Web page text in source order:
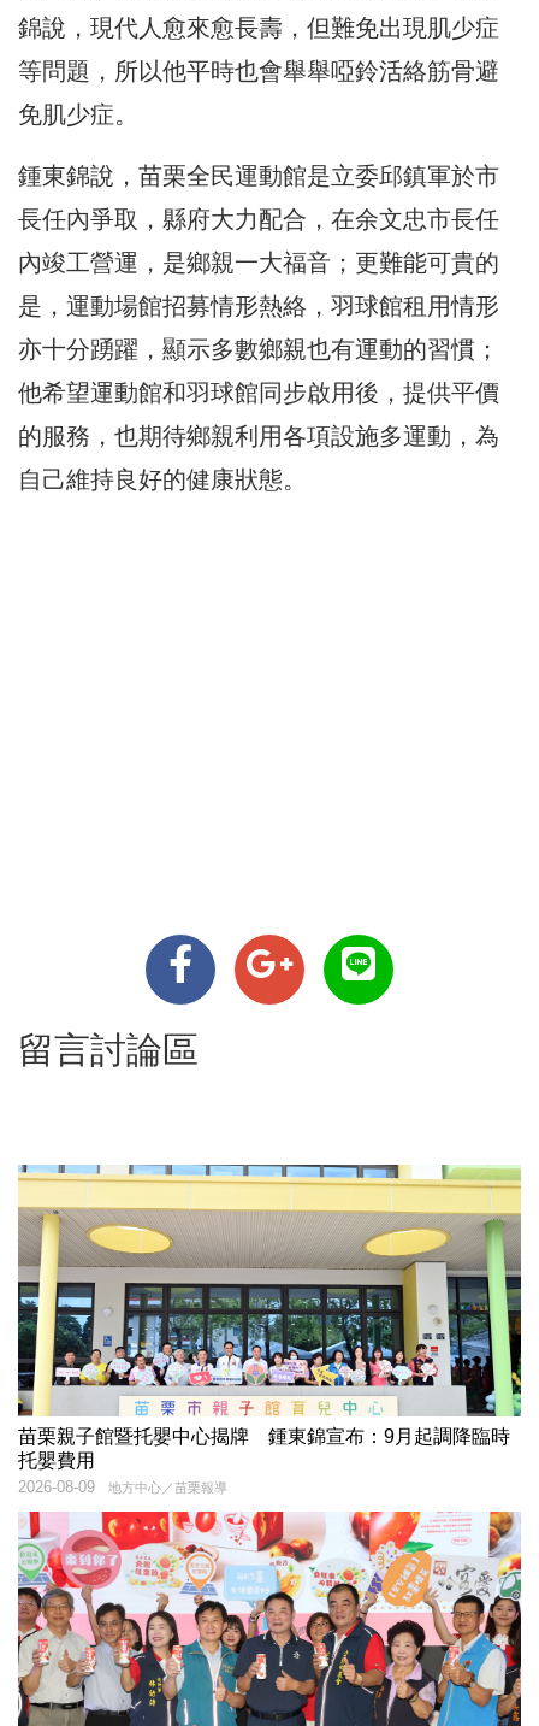
錦說，現代人愈來愈長壽，但難免出現肌少症
等問題，所以他平時也會舉舉啞鈴活絡筋骨避
免肌少症。
鍾東錦說，苗栗全民運動館是立委邱鎮軍於市
長任內爭取，縣府大力配合，在余文忠市長任
內竣工營運，是鄉親一大福音；更難能可貴的
是，運動場館招募情形熱絡，羽球館租用情形
亦十分踴躍，顯示多數鄉親也有運動的習慣；
他希望運動館和羽球館同步啟用後，提供平價
的服務，也期待鄉親利用各項設施多運動，為
自己維持良好的健康狀態。
留言討論區
苗栗親子館暨托嬰中心揭牌 鍾東錦宣布：9月起調降臨時
托嬰費用
地方中心／苗栗報導
2026-08-09